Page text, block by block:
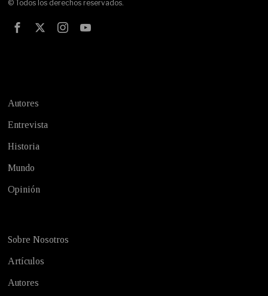
© Todos los derechos reservados.
Autores
Entrevista
Historia
Mundo
Opinión
Sobre Nosotros
Artículos
Autores